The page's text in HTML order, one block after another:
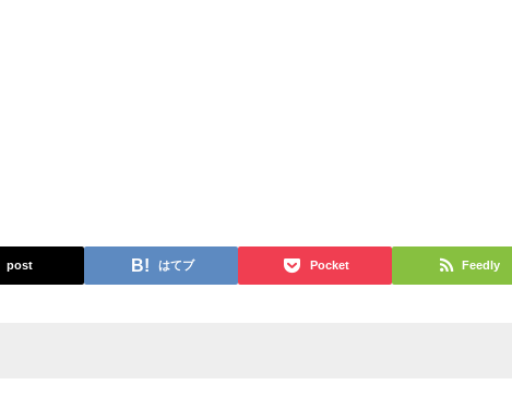
post はてブ Pocket Feedly